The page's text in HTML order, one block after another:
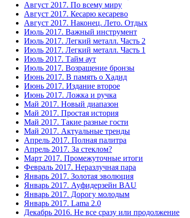
Август 2017. По всему миру
Август 2017. Кесарю кесарево
Август 2017. Наконец. Лето. Отдых
Июль 2017. Важный инструмент
Июль 2017. Легкий металл. Часть 2
Июль 2017. Легкий металл. Часть 1
Июль 2017. Тайм аут
Июль 2017. Возращение бронзы
Июнь 2017. В память о Хадид
Июнь 2017. Издание второе
Июнь 2017. Ложка и ручка
Май 2017. Новый диапазон
Май 2017. Простая история
Май 2017. Такие разные гости
Май 2017. Актуальные тренды
Апрель 2017. Полная палитра
Апрель 2017. За стеклом?
Март 2017. Промежуточные итоги
Февраль 2017. Неразлучная пара
Январь 2017. Золотая эволюция
Январь 2017. Ауфидерзейн BAU
Январь 2017. Дорогу молодым
Январь 2017. Lama 2.0
Декабрь 2016. Не все сразу или продолжение